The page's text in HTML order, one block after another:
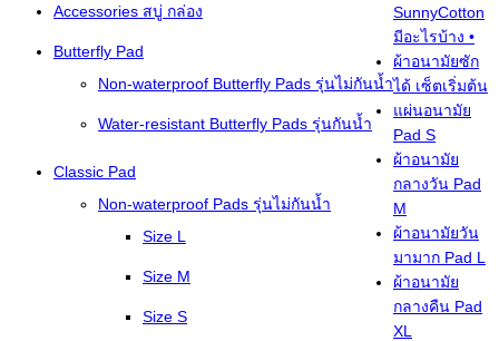
Accessories สบู่ กล่อง
Butterfly Pad
Non-waterproof Butterfly Pads รุ่นไม่กันน้ำ
Water-resistant Butterfly Pads รุ่นกันน้ำ
Classic Pad
Non-waterproof Pads รุ่นไม่กันน้ำ
Size L
Size M
Size S
SunnyCotton
มีอะไรบ้าง •
ผ้าอนามัยซัก
ได้ เซ็ตเริ่มต้น
แผ่นอนามัย
Pad S
ผ้าอนามัย
กลางวัน Pad
M
ผ้าอนามัยวัน
มามาก Pad L
ผ้าอนามัย
กลางคืน Pad
XL